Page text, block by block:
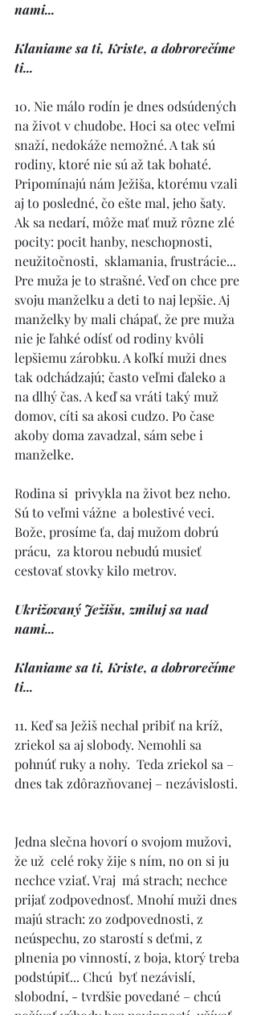
nami...
Klaniame sa ti, Kriste, a dobrorečíme
ti...
10. Nie málo rodín je dnes odsúdených
na život v chudobe. Hoci sa otec veľmi
snaží, nedokáže nemožné. A tak sú
rodiny, ktoré nie sú až tak bohaté.
Pripomínajú nám Ježiša, ktorému vzali
aj to posledné, čo ešte mal, jeho šaty.
Ak sa nedarí, môže mať muž rôzne zlé
pocity: pocit hanby, neschopnosti,
neužitočnosti,  sklamania, frustrácie...
Pre muža je to strašné. Veď on chce pre
svoju manželku a deti to naj lepšie. Aj
manželky by mali chápať, že pre muža
nie je ľahké odísť od rodiny kvôli
lepšiemu zárobku. A koľkí muži dnes
tak odchádzajú; často veľmi ďaleko a
na dlhý čas. A keď sa vráti taký muž
domov, cíti sa akosi cudzo. Po čase
akoby doma zavadzal, sám sebe i
manželke.
Rodina si  privykla na život bez neho.
Sú to veľmi vážne  a bolestivé veci.
Bože, prosíme ťa, daj mužom dobrú
prácu,  za ktorou nebudú musieť
cestovať stovky kilo metrov.
Ukrižovaný Ježišu, zmiluj sa nad
nami...
Klaniame sa ti, Kriste, a dobrorečíme
ti...
11. Keď sa Ježiš nechal pribiť na kríž,
zriekol sa aj slobody. Nemohli sa
pohnúť ruky a nohy.  Teda zriekol sa –
dnes tak zdôrazňovanej – nezávislosti.
Jedna slečna hovorí o svojom mužovi,
že už  celé roky žije s ním, no on si ju
nechce vziať. Vraj  má strach; nechce
prijať zodpovednosť. Mnohí muži dnes
majú strach: zo zodpovednosti, z
neúspechu, zo starostí s deťmi, z
plnenia po vinností, z boja, ktorý treba
podstúpiť... Chcú  byť nezávislí,
slobodní, - tvrdšie povedané – chcú